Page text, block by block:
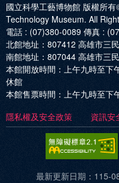
國立科學工藝博物館 版權所
Technology Museum. All
電話 : (07)380-0089 傳真 :
北館地址： 807412 高雄市三
南館地址： 807044 高雄市三
本館開放時間： 上午九時至下
休館
本館售票時間： 上午九時至下
隱私權及安全政策
資訊安
最新更新日期：115-